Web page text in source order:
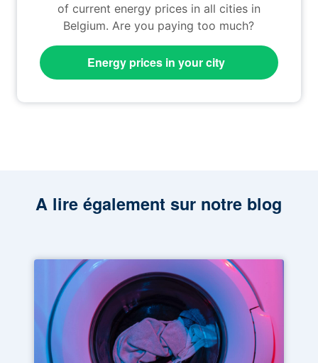
of current energy prices in all cities in
Belgium. Are you paying too much?
Energy prices in your city
A lire également sur notre blog